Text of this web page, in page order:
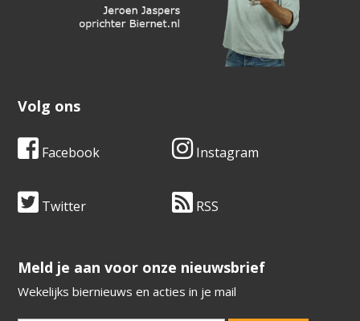
Volg ons
Facebook Instagram
Twitter RSS
​​​​​​​Meld je aan voor onze nieuwsbrief
Wekelijks biernieuws en acties in je mail